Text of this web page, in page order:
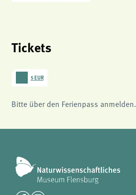
Tickets
5 EUR
Bitte über den Ferienpass anmelden.